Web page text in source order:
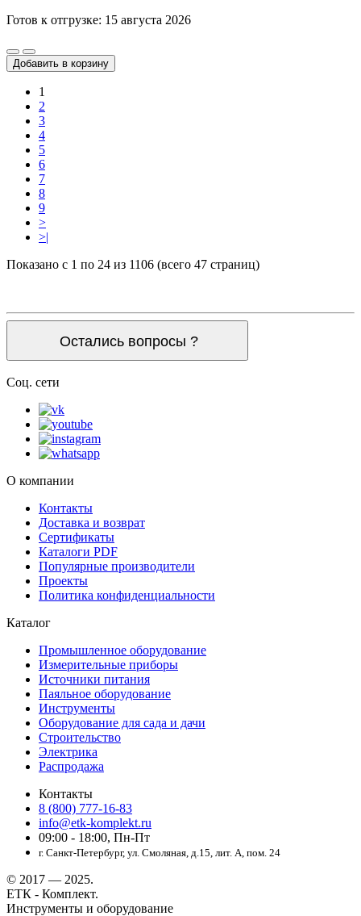
Готов к отгрузке: 15 августа 2026
Добавить в корзину
1
2
3
4
5
6
7
8
9
>
>|
Показано с 1 по 24 из 1106 (всего 47 страниц)
Остались вопросы ?
Соц. сети
О компании
Контакты
Доставка и возврат
Сертификаты
Каталоги PDF
Популярные производители
Проекты
Политика конфиденциальности
Каталог
Промышленное оборудование
Измерительные приборы
Источники питания
Паяльное оборудование
Инструменты
Оборудование для сада и дачи
Строительство
Электрика
Распродажа
Контакты
8 (800) 777-16-83
info@etk-komplekt.ru
09:00 - 18:00, Пн-Пт
г. Санкт-Петербург, ул. Смоляная, д.15, лит. А, пом. 24
© 2017 — 2025.
ЕТК - Комплект.
Инструменты и оборудование